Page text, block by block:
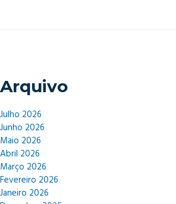
Arquivo
Julho 2026
Junho 2026
Maio 2026
Abril 2026
Março 2026
Fevereiro 2026
Janeiro 2026